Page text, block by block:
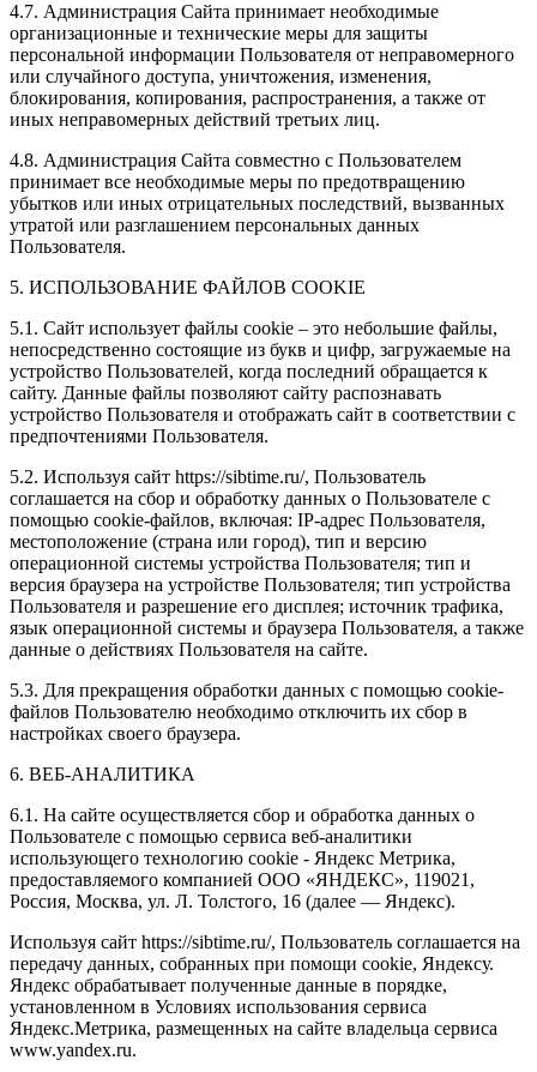
4.7. Администрация Сайта принимает необходимые
организационные и технические меры для защиты
персональной информации Пользователя от неправомерного
или случайного доступа, уничтожения, изменения,
блокирования, копирования, распространения, а также от
иных неправомерных действий третьих лиц.
4.8. Администрация Сайта совместно с Пользователем
принимает все необходимые меры по предотвращению
убытков или иных отрицательных последствий, вызванных
утратой или разглашением персональных данных
Пользователя.
5. ИСПОЛЬЗОВАНИЕ ФАЙЛОВ COOKIE
5.1. Сайт использует файлы cookie – это небольшие файлы,
непосредственно состоящие из букв и цифр, загружаемые на
устройство Пользователей, когда последний обращается к
сайту. Данные файлы позволяют сайту распознавать
устройство Пользователя и отображать сайт в соответствии с
предпочтениями Пользователя.
5.2. Используя сайт https://sibtime.ru/, Пользователь
соглашается на сбор и обработку данных о Пользователе с
помощью cookie-файлов, включая: IP-адрес Пользователя,
местоположение (страна или город), тип и версию
операционной системы устройства Пользователя; тип и
версия браузера на устройстве Пользователя; тип устройства
Пользователя и разрешение его дисплея; источник трафика,
язык операционной системы и браузера Пользователя, а также
данные о действиях Пользователя на сайте.
5.3. Для прекращения обработки данных с помощью cookie-
файлов Пользователю необходимо отключить их сбор в
настройках своего браузера.
6. ВЕБ-АНАЛИТИКА
6.1. На сайте осуществляется сбор и обработка данных о
Пользователе с помощью сервиса веб-аналитики
использующего технологию cookie - Яндекс Метрика,
предоставляемого компанией ООО «ЯНДЕКС», 119021,
Россия, Москва, ул. Л. Толстого, 16 (далее — Яндекс).
Используя сайт https://sibtime.ru/, Пользователь соглашается на
передачу данных, собранных при помощи cookie, Яндексу.
Яндекс обрабатывает полученные данные в порядке,
установленном в Условиях использования сервиса
Яндекс.Метрика, размещенных на сайте владельца сервиса
www.yandex.ru.